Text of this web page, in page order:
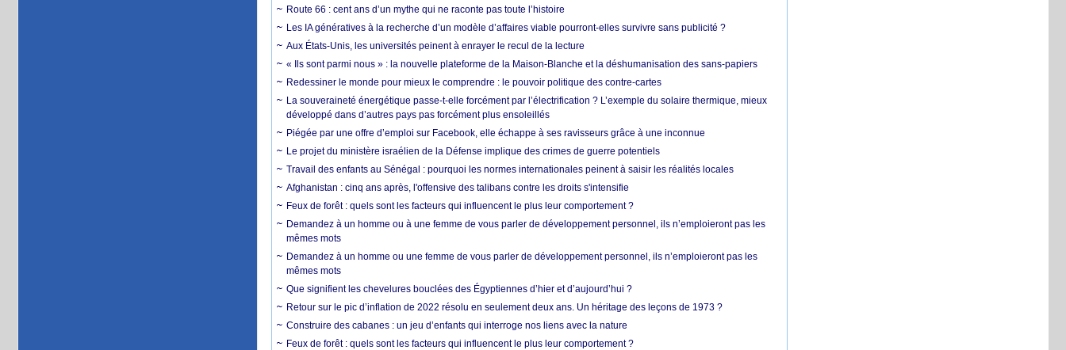
Route 66 : cent ans d’un mythe qui ne raconte pas toute l’histoire
Les IA génératives à la recherche d’un modèle d’affaires viable pourront-elles survivre sans publicité ?
Aux États-Unis, les universités peinent à enrayer le recul de la lecture
« Ils sont parmi nous » : la nouvelle plateforme de la Maison-Blanche et la déshumanisation des sans-papiers
Redessiner le monde pour mieux le comprendre : le pouvoir politique des contre-cartes
La souveraineté énergétique passe-t-elle forcément par l’électrification ? L’exemple du solaire thermique, mieux
développé dans d’autres pays pas forcément plus ensoleillés
Piégée par une offre d’emploi sur Facebook, elle échappe à ses ravisseurs grâce à une inconnue
Le projet du ministère israélien de la Défense implique des crimes de guerre potentiels
Travail des enfants au Sénégal : pourquoi les normes internationales peinent à saisir les réalités locales
Afghanistan : cinq ans après, l'offensive des talibans contre les droits s'intensifie
Feux de forêt : quels sont les facteurs qui influencent le plus leur comportement ?
Demandez à un homme ou à une femme de vous parler de développement personnel, ils n’emploieront pas les
mêmes mots
Demandez à un homme ou une femme de vous parler de développement personnel, ils n’emploieront pas les
mêmes mots
Que signifient les chevelures bouclées des Égyptiennes d’hier et d’aujourd’hui ?
Retour sur le pic d’inflation de 2022 résolu en seulement deux ans. Un héritage des leçons de 1973 ?
Construire des cabanes : un jeu d’enfants qui interroge nos liens avec la nature
Feux de forêt : quels sont les facteurs qui influencent le plus leur comportement ?